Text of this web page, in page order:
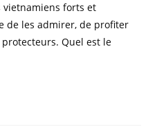
vietnamiens forts et
de les admirer, de profiter
Quel est le